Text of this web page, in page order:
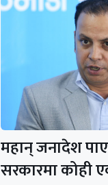
महान् जनादेश
सरकारमा कोही